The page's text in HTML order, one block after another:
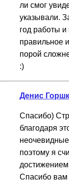
ли смог
указывали.
год работы и
правильное
порой
:)
Денис
Спасибо)
благодаря
поэтому я
Спасибо вам